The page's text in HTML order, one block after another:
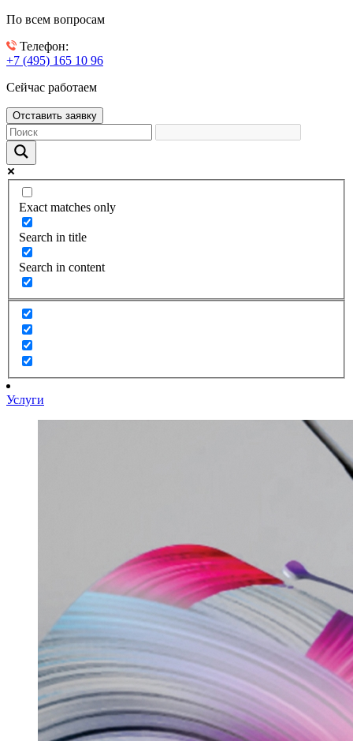
По всем вопросам
Телефон:
+7 (495) 165 10 96
Сейчас работаем
Отставить заявку
Exact matches only
Search in title
Search in content
Услуги